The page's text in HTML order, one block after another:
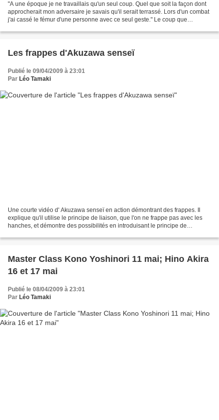
"A une époque je ne travaillais qu'un seul coup. Quel que soit la façon dont
approcherait mon adversaire je savais qu'il serait terrassé. Lors d'un combat
j'ai cassé le fémur d'une personne avec ce seul geste." Le coup que
Les frappes d'Akuzawa senseï
Publié le 09/04/2009 à 23:01
Par Léo Tamaki
Une courte vidéo d' Akuzawa senseï en action démontrant des frappes. Il
explique qu'il utilise le principe de liaison, que l'on ne frappe pas avec les
hanches, et démontre des possibilités en introduisant le principe de
Master Class Kono Yoshinori 11 mai; Hino Akira
16 et 17 mai
Publié le 08/04/2009 à 23:01
Par Léo Tamaki